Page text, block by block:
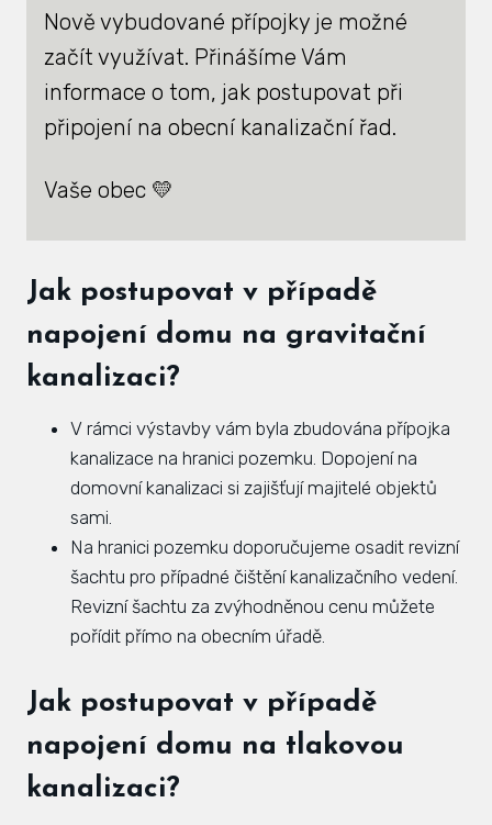
Nově vybudované přípojky je možné
začít využívat. Přinášíme Vám
informace o tom, jak postupovat při
připojení na obecní kanalizační řad.
Vaše obec 💛
Jak postupovat v případě
napojení domu na gravitační
kanalizaci?
V rámci výstavby vám byla zbudována přípojka
kanalizace na hranici pozemku. Dopojení na
domovní kanalizaci si zajišťují majitelé objektů
sami.
Na hranici pozemku doporučujeme osadit revizní
šachtu pro případné čištění kanalizačního vedení.
Revizní šachtu za zvýhodněnou cenu můžete
pořídit přímo na obecním úřadě.
Jak postupovat v případě
napojení domu na tlakovou
kanalizaci?